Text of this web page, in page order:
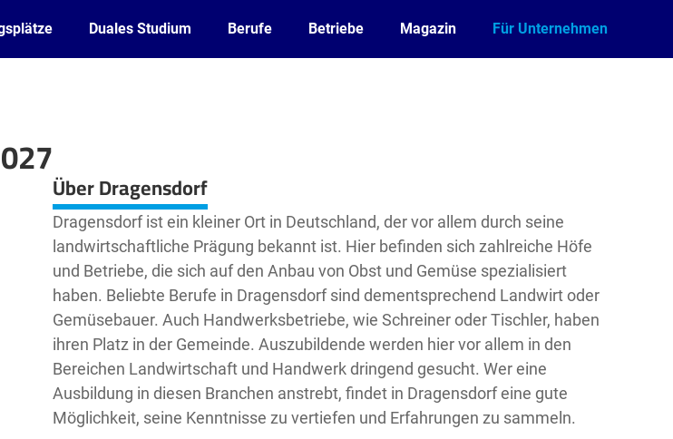
Duales Studium Berufe Betriebe Magazin Für Unternehmen
Über Dragensdorf
Dragensdorf ist ein kleiner Ort in Deutschland, der vor allem durch seine
landwirtschaftliche Prägung bekannt ist. Hier befinden sich zahlreiche Höfe
und Betriebe, die sich auf den Anbau von Obst und Gemüse spezialisiert
haben. Beliebte Berufe in Dragensdorf sind dementsprechend Landwirt oder
Gemüsebauer. Auch Handwerksbetriebe, wie Schreiner oder Tischler, haben
ihren Platz in der Gemeinde. Auszubildende werden hier vor allem in den
Bereichen Landwirtschaft und Handwerk dringend gesucht. Wer eine
Ausbildung in diesen Branchen anstrebt, findet in Dragensdorf eine gute
Möglichkeit, seine Kenntnisse zu vertiefen und Erfahrungen zu sammeln.